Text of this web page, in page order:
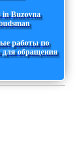
in Buzovna
работы по
для обращения